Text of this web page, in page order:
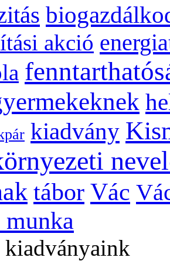
akció
kiadvány
tábor Vác
munka